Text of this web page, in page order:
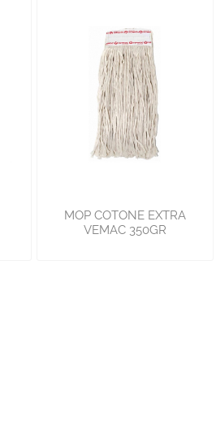
MOP COTONE EXTRA
VEMAC 350GR